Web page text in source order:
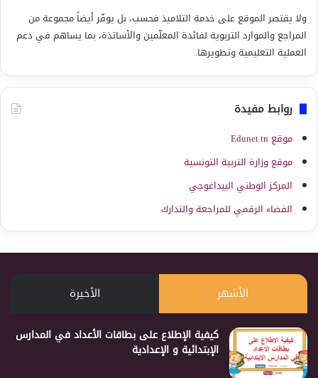
ولا يقتصر الموقع على خدمة التلاميذ فحسب، بل يوفّر أيضاً مجموعة من
المراجع والموارد التربوية لفائدة المعلّمين والأساتذة، بما يساهم في دعم
العملية التعليمية وتطويرها.
روابط مفيدة
موقع Edunet.tn
موقع وزارة التربية التونسية
المركز الوطني البيداغوجي
الفضاء الرقمي للمراجعة والتدارك
الأشهر الأخيرة
كيفية الإطلاع على بطاقات الأعداد في المدارس
الإبتدائية و الإعدادية